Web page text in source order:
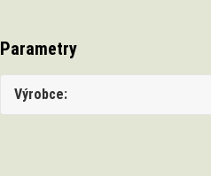
Parametry
Výrobce